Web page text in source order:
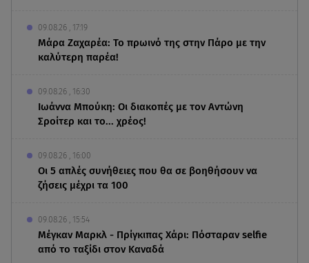
09.08.26 , 17:19
Μάρα Ζαχαρέα: Το πρωινό της στην Πάρο με την
καλύτερη παρέα!
09.08.26 , 16:30
Ιωάννα Μπούκη: Οι διακοπές με τον Αντώνη
Σροίτερ και το... χρέος!
09.08.26 , 16:00
Οι 5 απλές συνήθειες που θα σε βοηθήσουν να
ζήσεις μέχρι τα 100
09.08.26 , 15:54
Μέγκαν Μαρκλ - Πρίγκιπας Χάρι: Πόσταραν selfie
από το ταξίδι στον Καναδά